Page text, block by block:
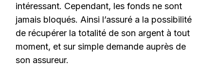
intéressant. Cependant, les fonds ne sont
jamais bloqués. Ainsi l’assuré a la possibilité
de récupérer la totalité de son argent à tout
moment, et sur simple demande auprès de
son assureur.